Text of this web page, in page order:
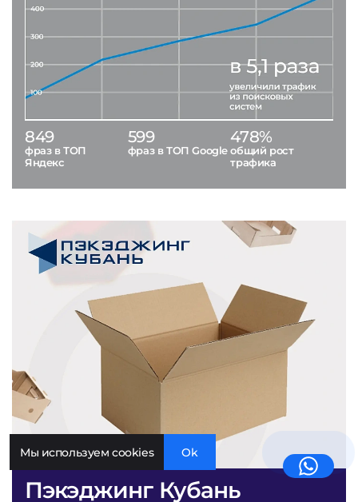
Пэкэджинг Кубань
849
фраз в ТОП
Яндекс
599
фраз в ТОП Google
478%
общий рост
трафика
Мы используем cookies Ok